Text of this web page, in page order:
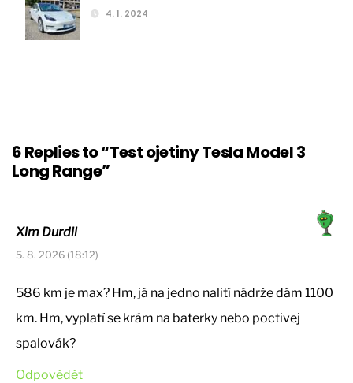
4. 1. 2024
6 Replies to “Test ojetiny Tesla Model 3
Long Range”
Xim Durdil
5. 8. 2026 (18:12)
586 km je max? Hm, já na jedno nalití nádrže dám 1100
km. Hm, vyplatí se krám na baterky nebo poctivej
spalovák?
Odpovědět